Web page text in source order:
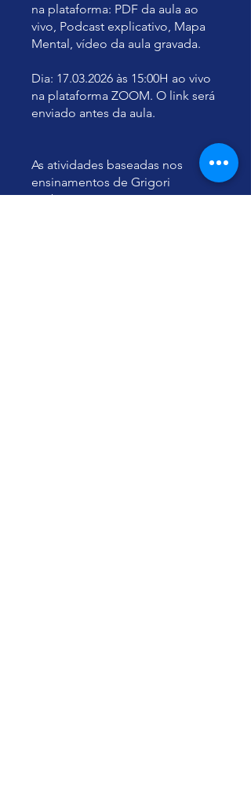
na plataforma: PDF da aula ao
vivo, Podcast explicativo, Mapa
Mental, vídeo da aula gravada.
Dia: 17.03.2026 às 15:00H ao vivo
na plataforma ZOOM. O link será
enviado antes da aula.
As atividades baseadas nos
ensinamentos de Grigori
Grabovoi têm caráter